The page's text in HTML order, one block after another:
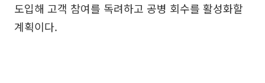
도입해 고객 참여를 독려하고 공병 회수를 활성화할
계획이다.